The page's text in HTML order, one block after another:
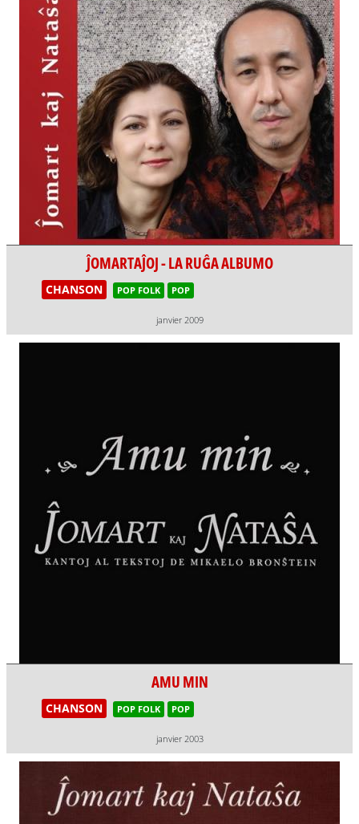
ĴOMARTAĴOJ - LA RUĜA ALBUMO
CHANSON POP FOLK POP
janvier 2009
AMU MIN
CHANSON POP FOLK POP
janvier 2003